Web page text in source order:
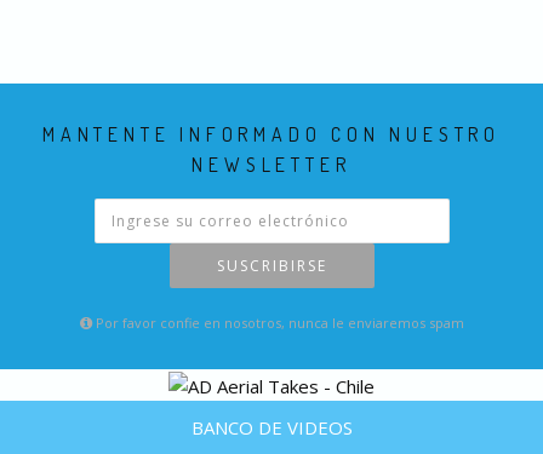
MANTENTE INFORMADO CON NUESTRO
NEWSLETTER
SUSCRIBIRSE
Por favor confie en nosotros, nunca le enviaremos spam
BANCO DE VIDEOS